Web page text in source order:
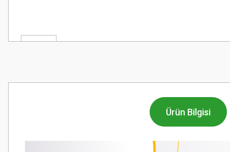
Ürün Bilgisi